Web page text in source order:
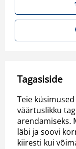
Tagasiside
Teie
väärtuslikku
arendamiseks.
läbi ja soovi
kiiresti kui